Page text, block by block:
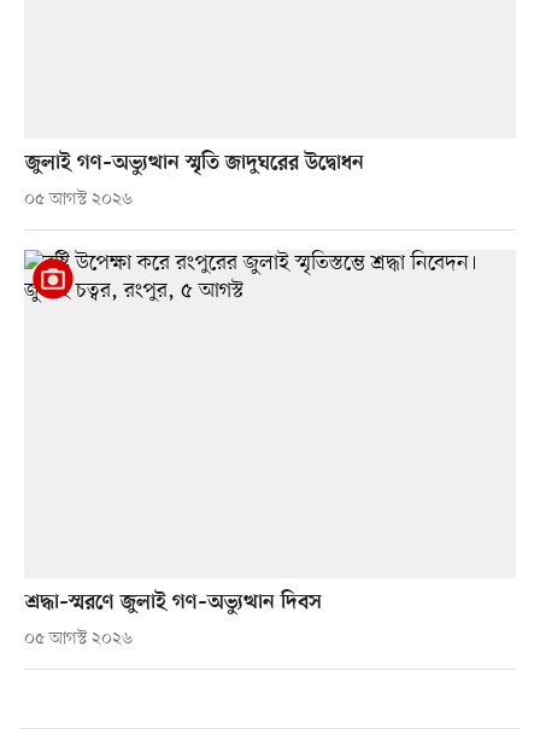
জুলাই গণ–অভ্যুত্থান স্মৃতি জাদুঘরের উদ্বোধন
০৫ আগস্ট ২০২৬
শ্রদ্ধা–স্মরণে জুলাই গণ–অভ্যুত্থান দিবস
০৫ আগস্ট ২০২৬